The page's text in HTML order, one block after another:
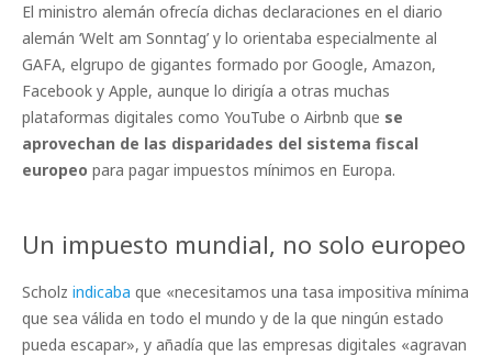
El ministro alemán ofrecía dichas declaraciones en el diario
alemán ‘Welt am Sonntag’ y lo orientaba especialmente al
GAFA, elgrupo de gigantes formado por Google, Amazon,
Facebook y Apple, aunque lo dirigía a otras muchas
plataformas digitales como YouTube o Airbnb que se
aprovechan de las disparidades del sistema fiscal
europeo para pagar impuestos mínimos en Europa.
Un impuesto mundial, no solo europeo
Scholz indicaba que «necesitamos una tasa impositiva mínima
que sea válida en todo el mundo y de la que ningún estado
pueda escapar», y añadía que las empresas digitales «agravan